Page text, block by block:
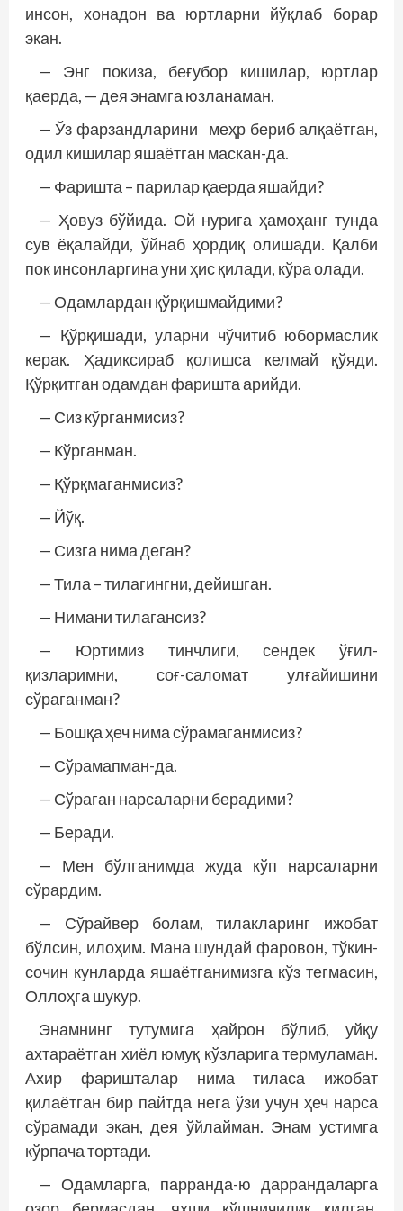
инсон, хонадон ва юртларни йўқлаб борар
экан.
— Энг покиза, беғубор кишилар, юртлар
қаерда, — дея энамга юзланаман.
— Ўз фарзандларини меҳр бериб алқаётган,
одил кишилар яшаётган маскан-да.
— Фаришта – парилар қаерда яшайди?
— Ҳовуз бўйида. Ой нурига ҳамоҳанг тунда
сув ёқалайди, ўйнаб ҳордиқ олишади. Қалби
пок инсонларгина уни ҳис қилади, кўра олади.
— Одамлардан қўрқишмайдими?
— Қўрқишади, уларни чўчитиб юбормаслик
керак. Ҳадиксираб қолишса келмай қўяди.
Қўрқитган одамдан фаришта арийди.
— Сиз кўрганмисиз?
— Кўрганман.
— Қўрқмаганмисиз?
— Йўқ.
— Сизга нима деган?
— Тила – тилагингни, дейишган.
— Нимани тилагансиз?
— Юртимиз тинчлиги, сендек ўғил-
қизларимни, соғ-саломат улғайишини
сўраганман?
— Бошқа ҳеч нима сўрамаганмисиз?
— Сўрамапман-да.
— Сўраган нарсаларни берадими?
— Беради.
— Мен бўлганимда жуда кўп нарсаларни
сўрардим.
— Сўрайвер болам, тилакларинг ижобат
бўлсин, илоҳим. Мана шундай фаровон, тўкин-
сочин кунларда яшаётганимизга кўз тегмасин,
Оллоҳга шукур.
Энамнинг тутумига ҳайрон бўлиб, уйқу
ахтараётган хиёл юмуқ кўзларига термуламан.
Ахир фаришталар нима тиласа ижобат
қилаётган бир пайт­­да нега ўзи учун ҳеч нарса
сўрамади экан, дея ўйлайман. Энам устимга
кўрпача тортади.
— Одамларга, парранда-ю даррандаларга